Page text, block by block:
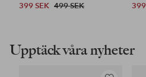
399 SEK 499 SEK
Upptäck våra nyheter